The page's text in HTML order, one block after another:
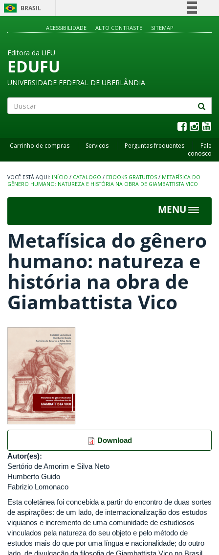
BRASIL
Legislação
Canais
ACESSIBILIDADE ALTO CONTRASTE SITEMAP
Editora da UFU
EDUFU
UNIVERSIDADE FEDERAL DE UBERLÂNDIA
Carrinho de compras Serviços Perguntas frequentes
Fale
conosco
INÍCIO / CATALOGO / EBOOKS GRATUITOS / METAFÍSICA DO
GÊNERO HUMANO: NATUREZA E HISTÓRIA NA OBRA DE GIAMBATTISTA VICO
MENU
Toggle
Metafísica do gênero
humano: natureza e
história na obra de
Giambattista Vico
Download
Autor(es):
Sertório de Amorim e Silva Neto
Humberto Guido
Fabrizio Lomonaco
Esta coletânea foi concebida a partir do encontro de duas sortes
de aspirações: de um lado, de internacionalização dos estudos
viquianos e incremento de uma comunidade de estudiosos
vinculados pela natureza do seu objeto e pelo método de
estudos mais do que por uma língua e nacionalidade; do outro
lado, de divulgação da filosofia de Giambattista Vico no Brasil.